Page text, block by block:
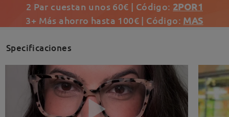
2 Par cuestan unos 60€ | Código: 2POR1
3+ Más ahorro hasta 100€ | Código: MAS
Specificaciones